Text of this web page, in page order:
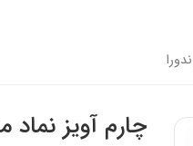
چارم آویز نماد